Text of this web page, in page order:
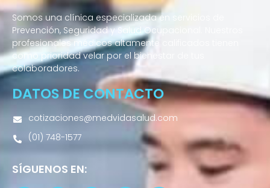
Somos una clínica especializada en servicios de
Prevención, Seguridad y Salud Ocupacional. Nuestros
profesionales médicos altamente calificados tienen
como prioridad velar por el bienestar de tus
colaboradores.
DATOS DE CONTACTO
cotizaciones@medvidasalud.com
(01) 748-1577
SÍGUENOS EN: